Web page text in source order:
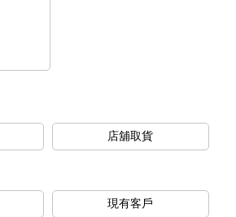
店舖取貨
現有客戶